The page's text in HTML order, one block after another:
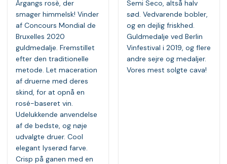
Årgangs rosè, der
smager himmelsk! Vinder
af Concours Mondial de
Bruxelles 2020
guldmedalje. Fremstillet
efter den traditionelle
metode. Let maceration
af druerne med deres
skind, for at opnå en
rosé-baseret vin.
Udelukkende anvendelse
af de bedste, og nøje
udvalgte druer. Cool
elegant lyserød farve.
Crisp på ganen med en
Semi Seco, altså halv
sød. Vedvarende bobler,
og en dejlig friskhed.
Guldmedalje ved Berlin
Vinfestival i 2019, og flere
andre sejre og medaljer.
Vores mest solgte cava!